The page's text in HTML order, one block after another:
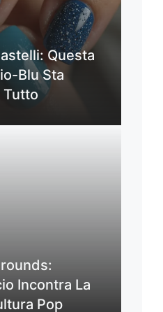
Questa
Blu Sta
Tutto
Incontra La
Pop